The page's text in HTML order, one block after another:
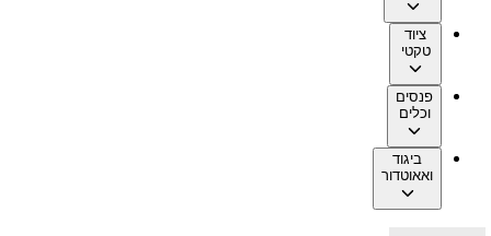
ציוד
טקטי
פנסים
וכלים
ביגוד
ואאוטדור